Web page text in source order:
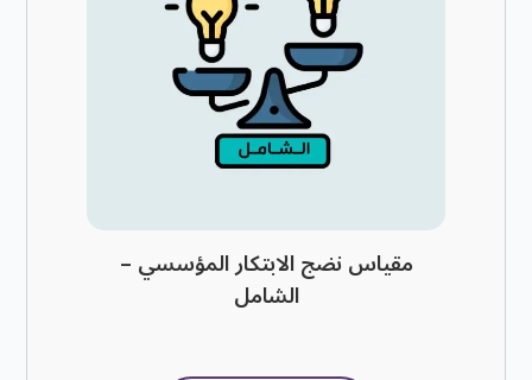
مقياس نضج الابتكار المؤسسي –
الشامل